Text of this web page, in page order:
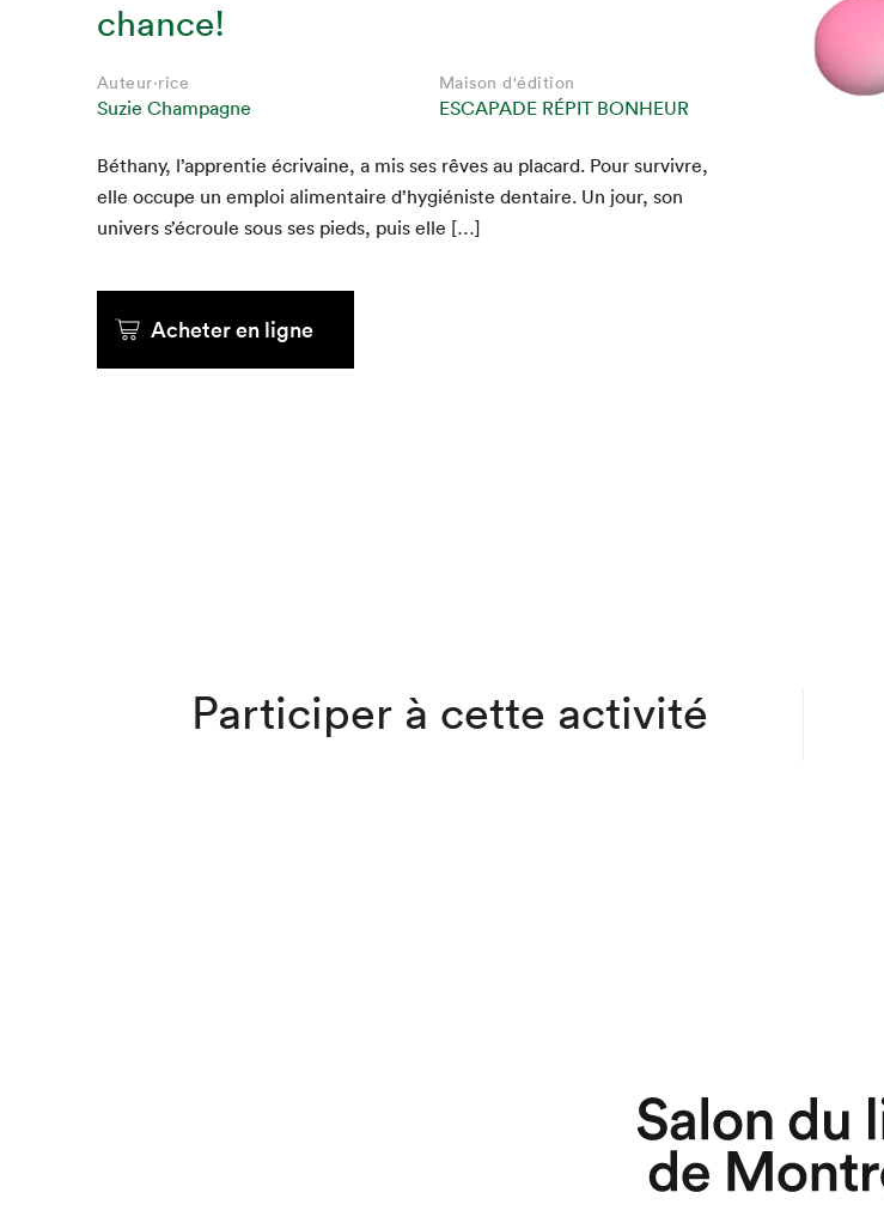
Que cherchez-vous?
chance!
Auteur·rice
Suzie Champagne
Maison d'édition
ESCAPADE RÉPIT BONHEUR
Béthany, l’ap­pren­tie écrivaine, a mis ses rêves au plac­ard. Pour sur­vivre,
elle occupe un emploi ali­men­taire d’hy­giéniste den­taire. Un jour, son
univers s’écroule sous ses pieds, puis elle […]
Acheter en ligne
Participer à cette activité